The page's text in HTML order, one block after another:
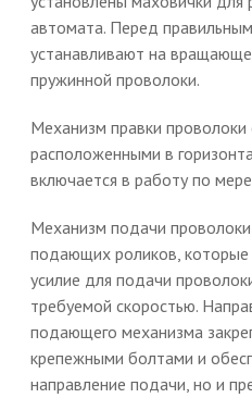
автомата. Перед
устанавливают на
пружинной проволоки.
Механизм правки проволоки
расположенными в
включается в работу по
Механизм подачи
подающих роликов,
усилие для подачи
требуемой скоростью.
подающего механизма
крепежными болтами и
направление подачи, но и